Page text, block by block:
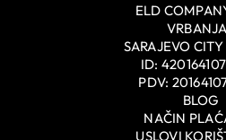
ELD
SARAJEVO
ID:
PDV:
BLOG
NAČIN
USLOVI